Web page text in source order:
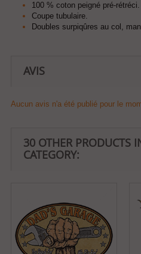
100 % coton peigné pré-rétréci.
Coupe tubulaire.
Doubles surpiqûres au col,
AVIS
Aucun avis n'a été publié pour le
30 OTHER PRODUCTS
CATEGORY: